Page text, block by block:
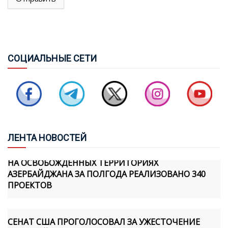
СОЦИАЛЬНЫЕ СЕТИ
ЛЕНТА НОВОСТЕЙ
ЭКОНОМИЧЕСКИЕ ВОПРОСЫ
ОБСУДИЛИ TRIPP И ПРОДВИЖЕНИЕ МИРНОГО
ПРОЦЕССА
АРЬЕ ЛАЙТСТОУН: США ПЕРЕЗАПУСТИЛИ
АЗЕРБАЙДЖАНА ЗА ПОЛГОДА РЕАЛИЗОВАНО 340
ПРОЕКТОВ
САНКЦИЙ ПРОТИВ РОССИИ И ИРАНА